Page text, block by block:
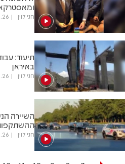
חני לוין
באיראן
חני לוין
השיירה
ההשתקפות
חני לוין